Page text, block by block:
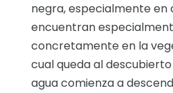
negra, especialmente en
encuentran
concretamente en la
cual queda al
agua comienza a